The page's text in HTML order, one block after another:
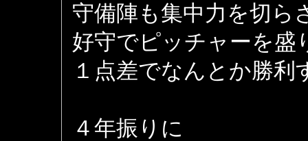
守備陣も集中力を切ら
好守でピッチャーを盛
１点差でなんとか勝
４年振りに